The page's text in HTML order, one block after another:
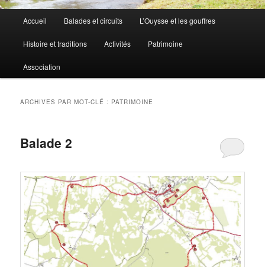
principal
Accueil Balades et circuits L’Ouysse et les gouffres
Histoire et traditions Activités Patrimoine
Association
ARCHIVES PAR MOT-CLÉ : PATRIMOINE
Balade 2